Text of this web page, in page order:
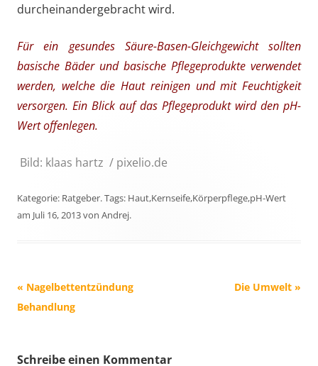
durcheinandergebracht wird.
Für ein gesundes Säure-Basen-Gleichgewicht sollten
basische Bäder und basische Pflegeprodukte verwendet
werden, welche die Haut reinigen und mit Feuchtigkeit
versorgen. Ein Blick auf das Pflegeprodukt wird den pH-
Wert offenlegen.
Bild: klaas hartz / pixelio.de
Kategorie: Ratgeber. Tags: Haut,Kernseife,Körperpflege,pH-Wert
am Juli 16, 2013von Andrej.
Beitrags-
Navigation
« Nagelbettentzündung
Behandlung
Die Umwelt »
Schreibe einen Kommentar